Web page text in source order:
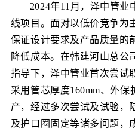
2024年11 月，泽中管业
线项目 。 面对以低价竞争为
保证设计要求及产品质量的
降低成本。在韩建河山总公
指导下，泽中管业首次尝试
采用管芯厚度160mm、外保
产，经过多次尝试及试验，
及护口圈固定等诸多问题，